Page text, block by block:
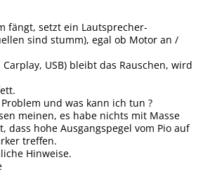
fängt, setzt ein Lautsprecher-
sind stumm), egal ob Motor an /
Carplay, USB) bleibt das Rauschen, wird
und was kann ich tun ?
meinen, es habe nichts mit Masse
dass hohe Ausgangspegel vom Pio auf
treffen.
Hinweise.